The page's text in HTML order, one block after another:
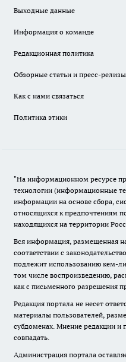
Выходные данные
Информация о команде
Редакционная политика
Обзорные статьи и пресс-релизы
Как с нами связаться
Политика этики
"На информационном ресурсе
технологии (информационные
информации на основе сбора,
относящихся к предпочтениям
находящихся на территории
Вся информация, размещенная
соответствии с
подлежит использованию кем-
том числе воспроизведению,
как с письменного разрешения
Редакция портала не несет
материалы пользователей,
субдоменах. Мнение редакции и
совпадать.
Администрация портала